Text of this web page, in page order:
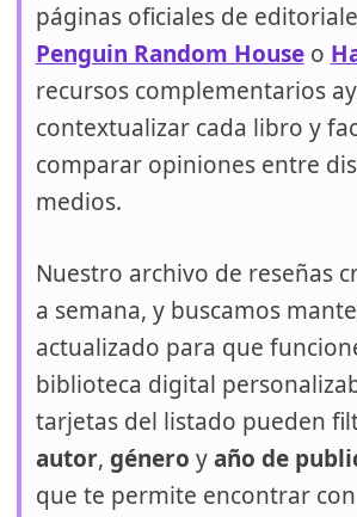
páginas oficiales de
Penguin Random Houseo
recursos complementarios
contextualizar cada libro y
comparar opiniones entre
medios.
Nuestro archivo de reseñas
a semana, y buscamos
actualizado para que
biblioteca digital
tarjetas del listado pueden
autor, género yaño de
que te permite encontrar